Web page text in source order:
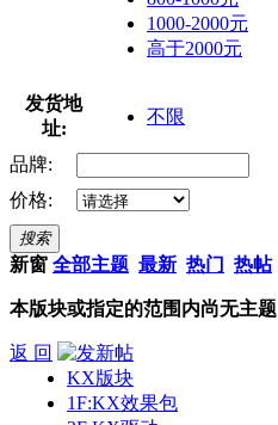
1000-2000元
高于2000元
发货地
址:
不限
品牌:
价格:
搜索
新窗 全部主题 最新 热门 热帖
本版块或指定的范围内尚无主题
返 回
KX版块
1F:KX效果包